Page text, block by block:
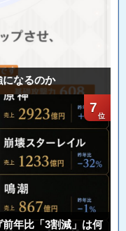
になるのか
7
前年比「3割減」は何